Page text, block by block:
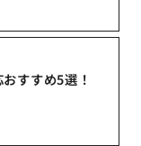
すすめ5選！